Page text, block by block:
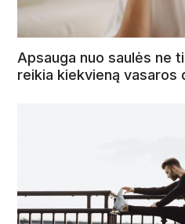
Apsauga nuo saulės ne
reikia kiekvieną vasaros